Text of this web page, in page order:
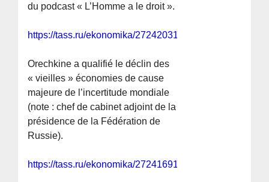
du podcast « L’Homme a le droit ».
https://tass.ru/ekonomika/27242031
Orechkine a qualifié le déclin des
« vieilles » économies de cause
majeure de l’incertitude mondiale
(note : chef de cabinet adjoint de la
présidence de la Fédération de
Russie).
https://tass.ru/ekonomika/27241691